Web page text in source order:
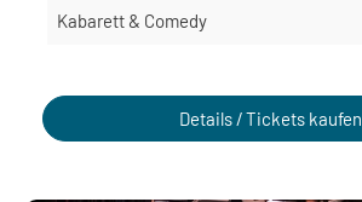
Kabarett & Comedy
Details / Tickets kaufen